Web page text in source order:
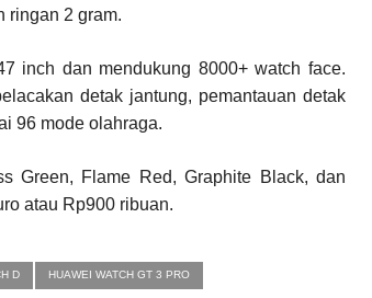
ringan 2 gram.
inch dan mendukung 8000+ watch face.
detak jantung, pemantauan detak
96 mode olahraga.
Green, Flame Red, Graphite Black, dan
atau Rp900 ribuan.
D HUAWEI WATCH GT 3 PRO